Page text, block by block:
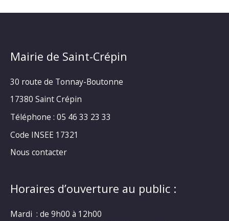
Mairie de Saint-Crépin
30 route de Tonnay-Boutonne
17380 Saint Crépin
Téléphone : 05 46 33 23 33
Code INSEE 17321
Nous contacter
Horaires d’ouverture au public :
Mardi : de 9h00 à 12h00